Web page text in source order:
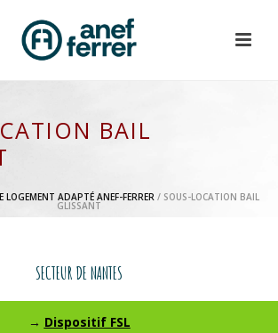
BAIL
LOGEMENT ADAPTÉ ANEF-FERRER/ SOUS-LOCATION BAIL
GLISSANT
SECTEUR DE NANTES
→ Dispositif FSL